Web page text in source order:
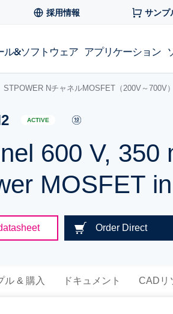
採用情報 サンプ
ル&ソフトウェア アプリケーション
STPOWER NチャネルMOSFET（200V～700V）
ACTIVE
600 V, 350
MOSFET
Order Direct
ル & 購入 ドキュメント CADリ